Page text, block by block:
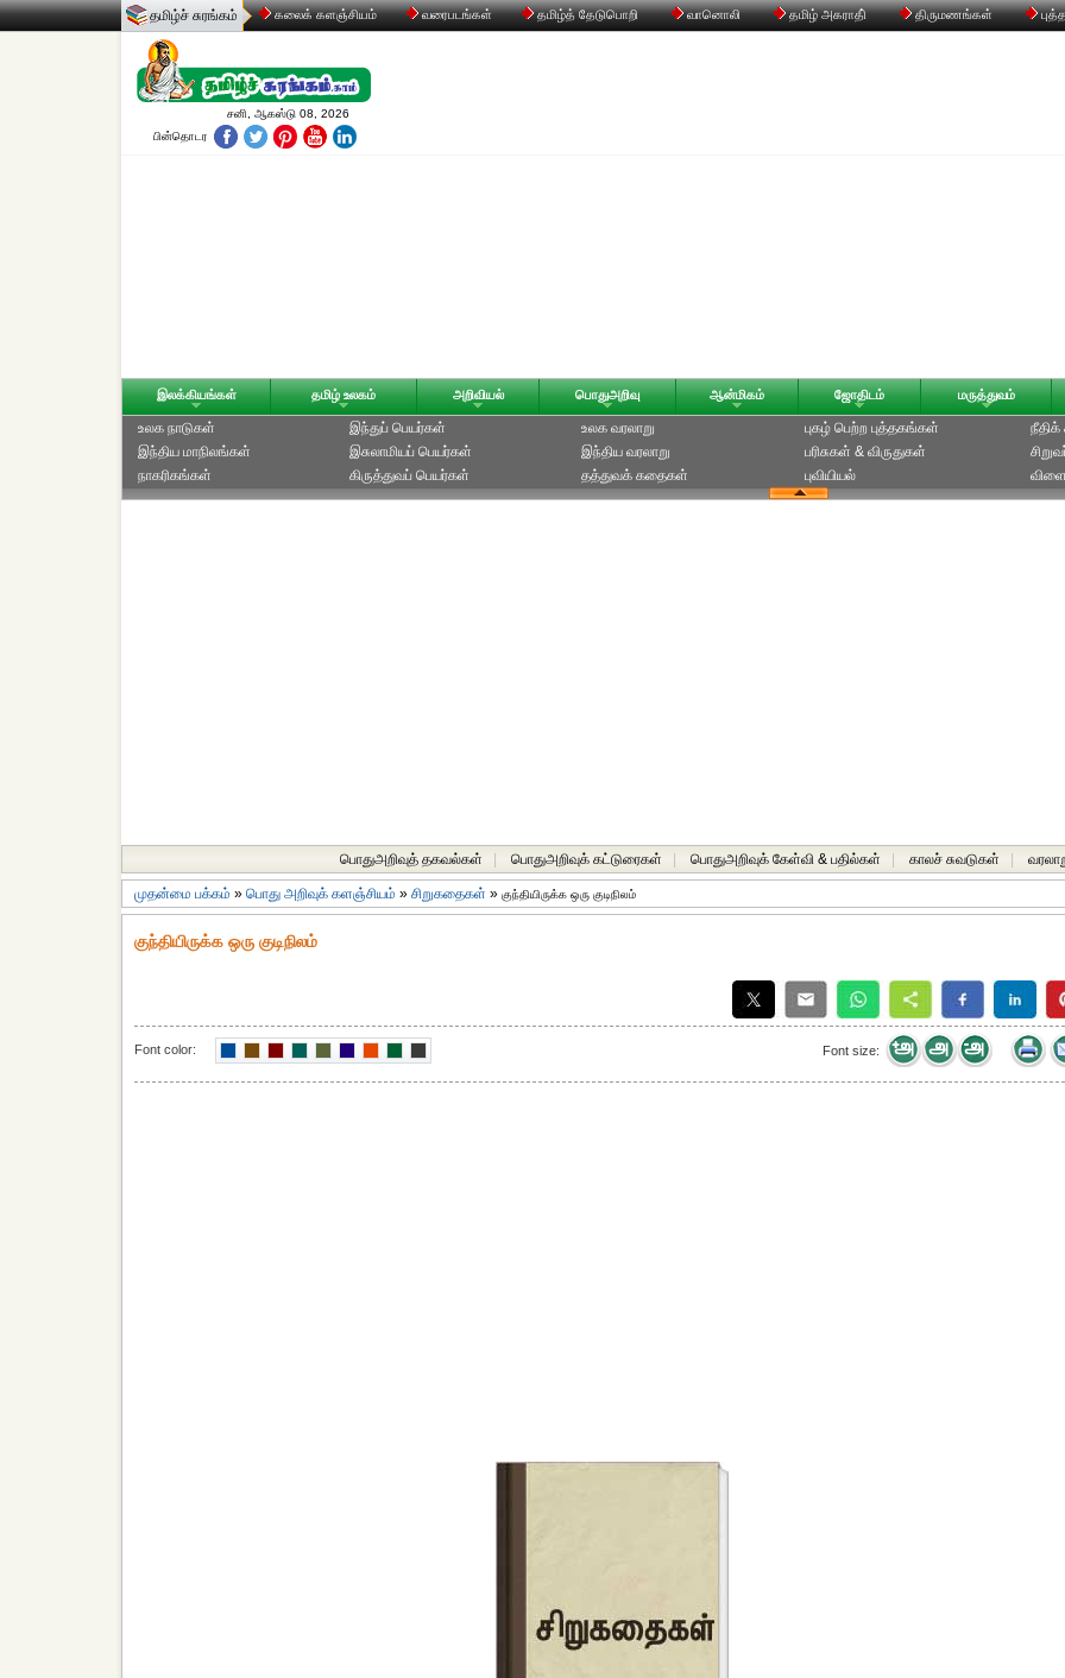
தமிழ்ச் சுரங்கம் கலைக் களஞ்சியம் வரைபடங்கள் தமிழ்த் தேடுபொறி வானொலி தமிழ் அகராதி் திருமணங்கள்
சனி, ஆகஸ்டு 08, 2026
பின்தொடர
இலக்கியங்கள் தமிழ் உலகம் அறிவியல் பொதுஅறிவு ஆன்மிகம் ஜோதிடம் மருத்துவம்
உலக நாடுகள்
இந்திய மாநிலங்கள்
நாகரிகங்கள்
இந்துப் பெயர்கள்
இசுலாமியப் பெயர்கள்
கிருத்துவப் பெயர்கள்
உலக வரலாறு
இந்திய வரலாறு
தத்துவக் கதைகள்
புகழ் பெற்ற புத்தகங்கள்
பரிசுகள் & விருதுகள்
புவியியல்
பொதுஅறிவுத் தகவல்கள் பொதுஅறிவுக் கட்டுரைகள் பொதுஅறிவுக் கேள்வி & பதில்கள் காலச் சுவடுகள்
முதன்மை பக்கம் » பொது அறிவுக் களஞ்சியம் » சிறுகதைகள் » குந்தியிருக்க ஒரு குடிநிலம்
குந்தியிருக்க ஒரு குடிநிலம்
Font color: Font size: